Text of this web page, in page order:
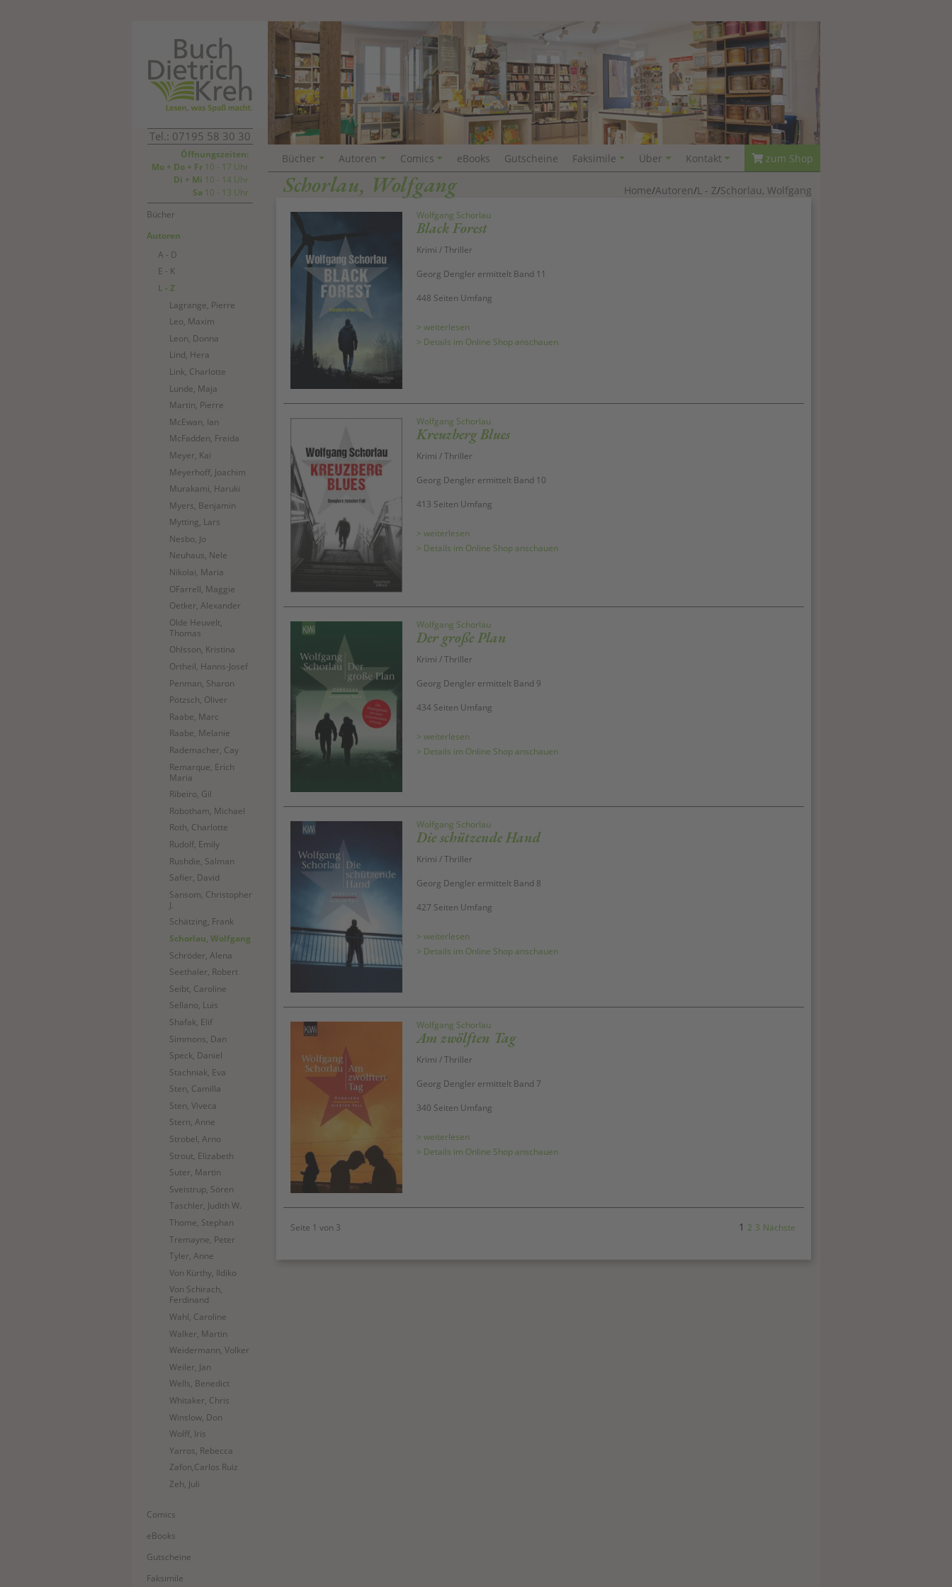
Tel.: 07195 58 30 30
Öffnungszeiten:
Mo + Do + Fr10 - 17 Uhr
Di + Mi 10 - 14 Uhr
Sa 10 - 13 Uhr
Bücher
Autoren
A - D
E - K
L - Z
Lagrange, Pierre
Leo, Maxim
Leon, Donna
Lind, Hera
Link, Charlotte
Lunde, Maja
Martin, Pierre
McEwan, Ian
McFadden, Freida
Meyer, Kai
Meyerhoff, Joachim
Murakami, Haruki
Myers, Benjamin
Mytting, Lars
Nesbo, Jo
Neuhaus, Nele
Nikolai, Maria
OFarrell, Maggie
Oetker, Alexander
Olde Heuvelt,
Thomas
Ohlsson, Kristina
Ortheil, Hanns-Josef
Penman, Sharon
Pötzsch, Oliver
Raabe, Marc
Raabe, Melanie
Rademacher, Cay
Remarque, Erich
Maria
Ribeiro, Gil
Robotham, Michael
Roth, Charlotte
Rudolf, Emily
Rushdie, Salman
Safier, David
Sansom, Christopher
J.
Schätzing, Frank
Schorlau, Wolfgang(current)
Schröder, Alena
Seethaler, Robert
Seibt, Caroline
Sellano, Luis
Shafak, Elif
Simmons, Dan
Speck, Daniel
Stachniak, Eva
Sten, Camilla
Sten, Viveca
Stern, Anne
Strobel, Arno
Strout, Elizabeth
Suter, Martin
Sveistrup, Sören
Taschler, Judith W.
Thome, Stephan
Tremayne, Peter
Tyler, Anne
Von Kürthy, Ildiko
Von Schirach,
Ferdinand
Wahl, Caroline
Walker, Martin
Weidermann, Volker
Weiler, Jan
Wells, Benedict
Whitaker, Chris
Winslow, Don
Wolff, Iris
Yarros, Rebecca
Zafon,Carlos Ruiz
Zeh, Juli
Comics
eBooks
Gutscheine
Faksimile
Bücher Autoren Comics eBooks Gutscheine Faksimile Über Kontakt zum Shop
Schorlau, Wolfgang Home Autoren L - Z Schorlau, Wolfgang
Wolfgang Schorlau
Black Forest
Krimi / Thriller
Georg Dengler ermittelt Band 11
448 Seiten Umfang
> weiterlesen
> Details im Online Shop anschauen
Wolfgang Schorlau
Kreuzberg Blues
Krimi / Thriller
Georg Dengler ermittelt Band 10
413 Seiten Umfang
> weiterlesen
> Details im Online Shop anschauen
Wolfgang Schorlau
Der große Plan
Krimi / Thriller
Georg Dengler ermittelt Band 9
434 Seiten Umfang
> weiterlesen
> Details im Online Shop anschauen
Wolfgang Schorlau
Die schützende Hand
Krimi / Thriller
Georg Dengler ermittelt Band 8
427 Seiten Umfang
> weiterlesen
> Details im Online Shop anschauen
Wolfgang Schorlau
Am zwölften Tag
Krimi / Thriller
Georg Dengler ermittelt Band 7
340 Seiten Umfang
> weiterlesen
> Details im Online Shop anschauen
Seite 1 von 3 1 2 3 Nächste